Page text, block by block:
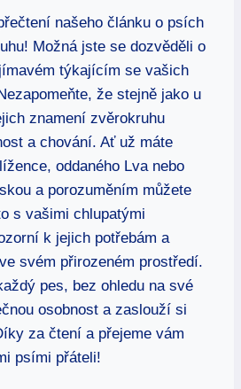
našeho článku o psích
Možná jste se dozvěděli o
týkajícím se vašich
že stejně jako u
znamení zvěrokruhu
a chování. Ať už máte
oddaného Lva nebo
a porozuměním můžete
s vašimi chlupatými
k jejich potřebám a
svém přirozeném prostředí.
pes, bez ohledu na své
osobnost a zaslouží si
za čtení a přejeme vám
psími přáteli!